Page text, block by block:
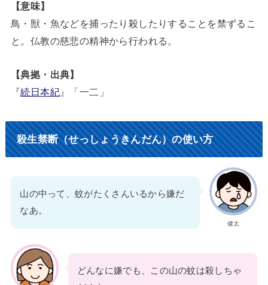
【意味】
鳥・獣・魚などを捕ったり殺したりすることを禁ずるこ
と。仏教の慈悲の精神から行われる。
【典拠・出典】
『続日本紀』「一二」
殺生禁断（せっしょうきんだん）の使い方
健太
山の中って、蚊がたくさんいるから嫌だ
なあ。
どんなに嫌でも、この山の蚊は殺しちゃ